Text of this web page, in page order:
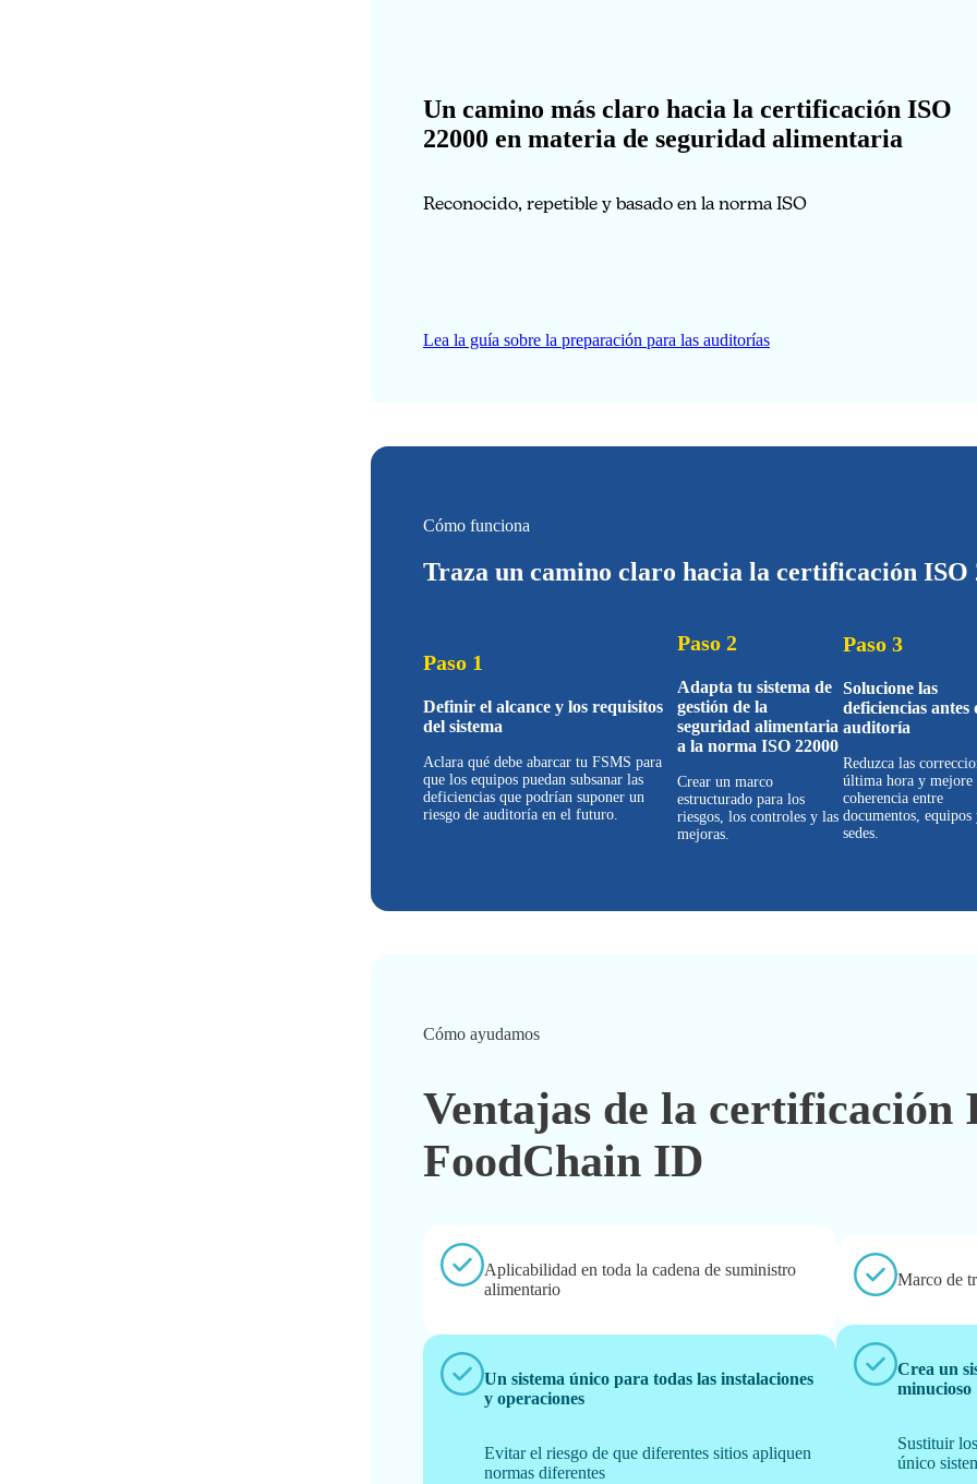
Un camino más claro hacia la certificación ISO
22000 en materia de seguridad alimentaria
Reconocido, repetible y basado en la norma ISO
Lea la guía sobre la preparación para las auditorías
Cómo funciona
Traza un camino claro hacia la certificación ISO
Paso 1
Definir el alcance y los requisitos
del sistema
Aclara qué debe abarcar tu FSMS para
que los equipos puedan subsanar las
deficiencias que podrían suponer un
riesgo de auditoría en el futuro.
Paso 2
Adapta tu sistema de
gestión de la
seguridad alimentaria
a la norma ISO 22000
Crear un marco
estructurado para los
riesgos, los controles y las
mejoras.
Paso 3
Solucione las
deficiencias antes
auditoría
Reduzca las
última hora y mejore
coherencia entre
documentos, equipos
sedes.
Cómo ayudamos
Ventajas de la certificación
FoodChain ID
Aplicabilidad en toda la cadena de suministro
alimentario
Un sistema único para todas las instalaciones
y operaciones
Evitar el riesgo de que diferentes sitios apliquen
normas diferentes
Marco de
Crea un
minucioso
Sustituir
único